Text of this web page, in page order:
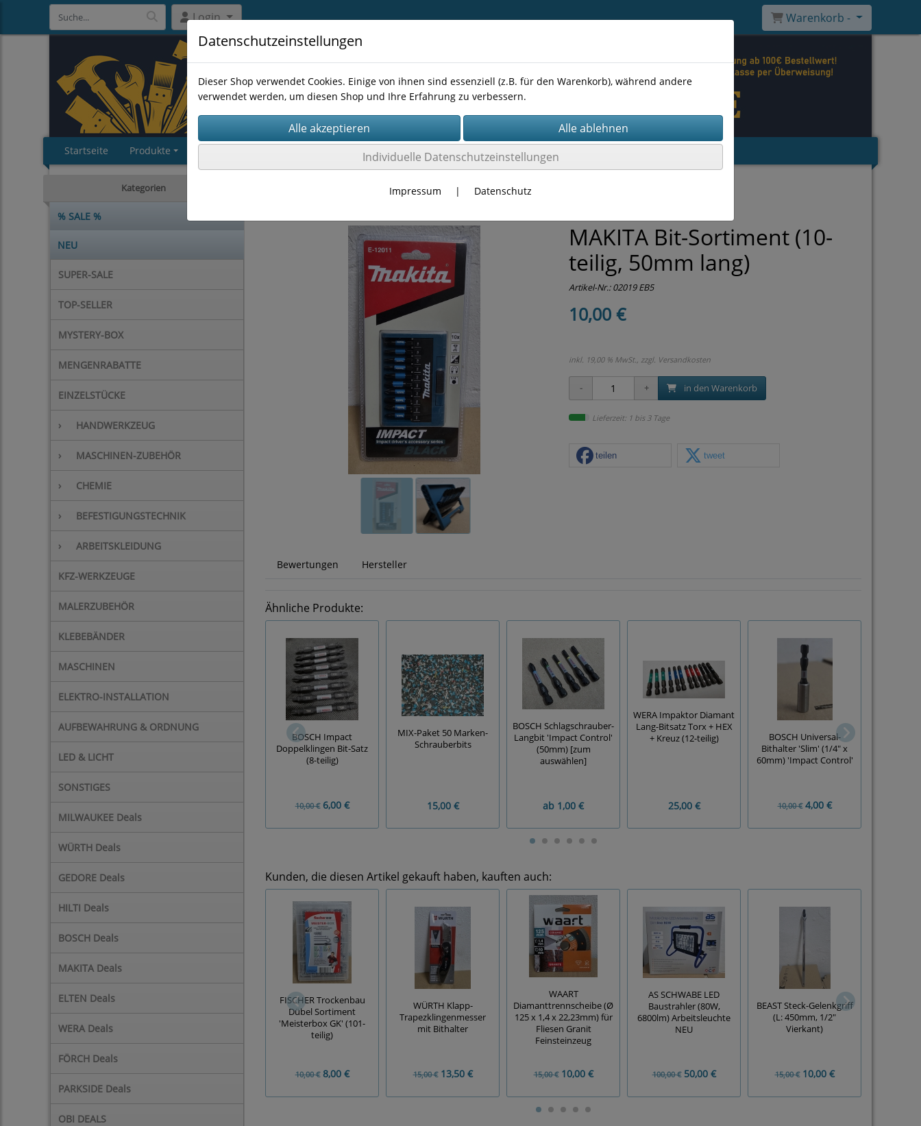
Login Warenkorb -
Startseite Produkte
Kategorien
% SALE %
NEU
SUPER-SALE
TOP-SELLER
MYSTERY-BOX
MENGENRABATTE
EINZELSTÜCKE
› HANDWERKZEUG
› MASCHINEN-ZUBEHÖR
› CHEMIE
› BEFESTIGUNGSTECHNIK
› ARBEITSKLEIDUNG
KFZ-WERKZEUGE
MALERZUBEHÖR
KLEBEBÄNDER
MASCHINEN
ELEKTRO-INSTALLATION
AUFBEWAHRUNG & ORDNUNG
LED & LICHT
SONSTIGES
MILWAUKEE Deals
WÜRTH Deals
GEDORE Deals
HILTI Deals
BOSCH Deals
MAKITA Deals
ELTEN Deals
WERA Deals
FÖRCH Deals
PARKSIDE Deals
OBI DEALS
MAKITA Bit-Sortiment (10-
teilig, 50mm lang)
Artikel-Nr.:02019 EB5
10,00 €
inkl. 19,00 % MwSt., zzgl. Versandkosten
in den Warenkorb
Lieferzeit: 1 bis 3 Tage
teilen tweet
Bewertungen Hersteller
Ähnliche Produkte:
BOSCH Impact
Doppelklingen Bit-Satz
(8-teilig)
10,00 €6,00 €
MIX-Paket 50 Marken-
Schrauberbits
15,00 €
BOSCH Schlagschrauber-
Langbit 'Impact Control'
(50mm) [zum
auswählen]
ab 1,00 €
WERA Impaktor Diamant
Lang-Bitsatz Torx + HEX
+ Kreuz (12-teilig)
25,00 €
BOSCH Universal-
Bithalter 'Slim' (1/4" x
60mm) 'Impact Control'
10,00 €4,00 €
Kunden, die diesen Artikel gekauft haben, kauften auch:
FISCHER Trockenbau
Dübel Sortiment
'Meisterbox GK' (101-
teilig)
10,00 €8,00 €
WÜRTH Klapp-
Trapezklingenmesser
mit Bithalter
15,00 €13,50 €
WAART
Diamanttrennscheibe (Ø
125 x 1,4 x 22,23mm) für
Fliesen Granit
Feinsteinzeug
15,00 €10,00 €
AS SCHWABE LED
Baustrahler (80W,
6800lm) Arbeitsleuchte
NEU
100,00 €50,00 €
BEAST Steck-Gelenkgriff
(L: 450mm, 1/2"
Vierkant)
15,00 €10,00 €
Datenschutzeinstellungen
Dieser Shop verwendet Cookies. Einige von ihnen sind essenziell (z.B. für den Warenkorb), während andere
verwendet werden, um diesen Shop und Ihre Erfahrung zu verbessern.
Individuelle Datenschutzeinstellungen
Impressum | Datenschutz